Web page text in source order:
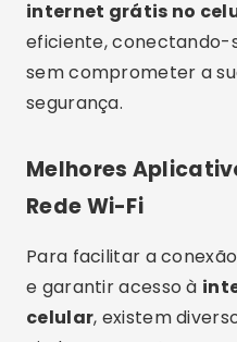
e garantir acesso à
celular, existem
ajudar a encontrar e
Wi-Fi. Aqui está uma